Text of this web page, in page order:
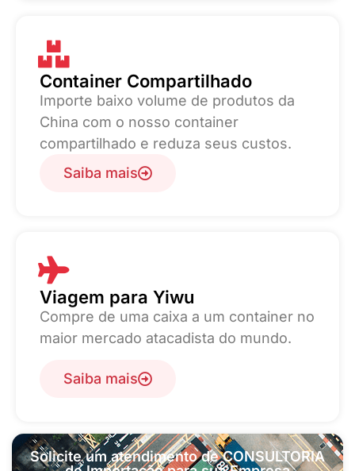
Container Compartilhado
Importe baixo volume de produtos da
China com o nosso container
compartilhado e reduza seus custos.
Saiba mais
Viagem para Yiwu
Compre de uma caixa a um container no
maior mercado atacadista do mundo.
Saiba mais
Solicite um atendimento de CONSULTORIA